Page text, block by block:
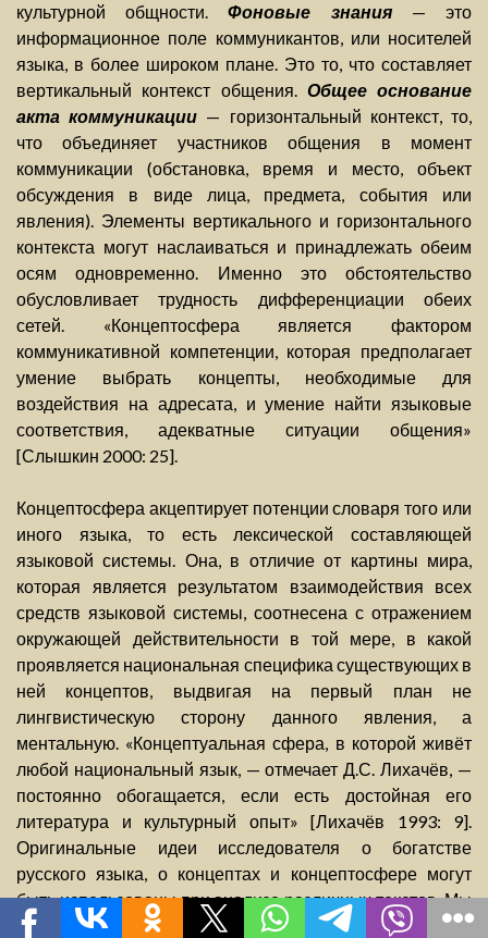
культурной общности.Фоновые знания— это
информационное поле коммуникантов, или носителей
языка, в более широком плане. Это то, что составляет
вертикальный контекст общения. Общее основание
акта коммуникации — горизонтальный контекст, то,
что объединяет участников общения в момент
коммуникации (обстановка, время и место, объект
обсуждения в виде лица, предмета, события или
явления). Элементы вертикального и горизонтального
контекста могут наслаиваться и принадлежать обеим
осям одновременно. Именно это обстоятельство
обусловливает трудность дифференциации обеих
сетей. «Концептосфера является фактором
коммуникативной компетенции, которая предполагает
умение выбрать концепты, необходимые для
воздействия на адресата, и умение найти языковые
соответствия, адекватные ситуации общения»
[Слышкин 2000: 25].
Концептосфера акцептирует потенции словаря того или
иного языка, то есть лексической составляющей
языковой системы. Она, в отличие от картины мира,
которая является результатом взаимодействия всех
средств языковой системы, соотнесена с отражением
окружающей действительности в той мере, в какой
проявляется национальная специфика существующих в
ней концептов, выдвигая на первый план не
лингвистическую сторону данного явления, а
ментальную. «Концептуальная сфера, в которой живёт
любой национальный язык, — отмечает Д.С. Лихачёв, —
постоянно обогащается, если есть достойная его
литература и культурный опыт» [Лихачёв 1993: 9].
Оригинальные идеи исследователя о богатстве
русского языка, о концептах и концептосфере могут
быть использованы при анализе различных текстов. Мы
попробуем конкретизировать их на материале текста